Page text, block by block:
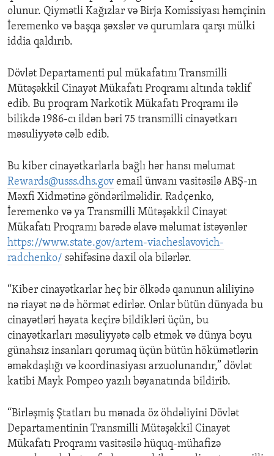
olunur. Qiymətli Kağızlar və Birja Komissiyası həmçinin
İeremenko və başqa şəxslər və qurumlara qarşı mülki
iddia qaldırıb.
Dövlət Departamenti pul mükafatını Transmilli
Mütəşəkkil Cinayət Mükafatı Proqramı altında təklif
edib. Bu proqram Narkotik Mükafatı Proqramı ilə
bilikdə 1986-cı ildən bəri 75 transmilli cinayətkarı
məsuliyyətə cəlb edib.
Bu kiber cinayətkarlarla bağlı hər hansı məlumat
Rewards@usss.dhs.gov email ünvanı vasitəsilə ABŞ-ın
Məxfi Xidmətinə göndərilməlidir. Radçenko,
İeremenko və ya Transmilli Mütəşəkkil Cinayət
Mükafatı Proqramı barədə əlavə məlumat istəyənlər
https://www.state.gov/artem-viacheslavovich-
radchenko/ səhifəsinə daxil ola bilərlər.
“Kiber cinayətkarlar heç bir ölkədə qanunun aliliyinə
nə riayət nə də hörmət edirlər. Onlar bütün dünyada bu
cinayətləri həyata keçirə bildikləri üçün, bu
cinayətkarları məsuliyyətə cəlb etmək və dünya boyu
günahsız insanları qorumaq üçün bütün hökümətlərin
əməkdaşlığı və koordinasiyası arzuolunandır,” dövlət
katibi Mayk Pompeo yazılı bəyanatında bildirib.
“Birləşmiş Ştatları bu mənada öz öhdəliyini Dövlət
Departamentinin Transmilli Mütəşəkkil Cinayət
Mükafatı Proqramı vasitəsilə hüquq-mühafizə